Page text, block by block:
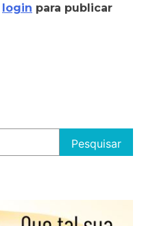
login para publicar
Pesquisar